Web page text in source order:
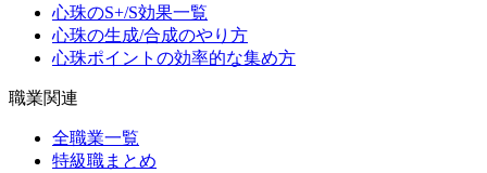
心珠のS+/S効果一覧
心珠の生成/合成のやり方
心珠ポイントの効率的な集め方
職業関連
全職業一覧
特級職まとめ